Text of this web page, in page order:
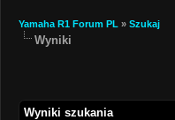
Yamaha R1 Forum PL » Szukaj
Wyniki
Wyniki szukania